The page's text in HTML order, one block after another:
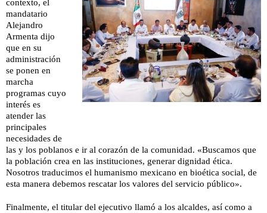
contexto, el
mandatario
Alejandro
Armenta dijo
que en su
administración
se ponen en
marcha
programas cuyo
interés es
atender las
principales
necesidades de
las y los poblanos e ir al corazón de la comunidad. «Buscamos que
la población crea en las instituciones, generar dignidad ética.
Nosotros traducimos el humanismo mexicano en bioética social, de
esta manera debemos rescatar los valores del servicio público».
Finalmente, el titular del ejecutivo llamó a los alcaldes, así como a